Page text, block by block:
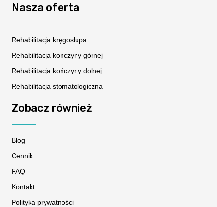
Nasza oferta
Rehabilitacja kręgosłupa
Rehabilitacja kończyny górnej
Rehabilitacja kończyny dolnej
Rehabilitacja stomatologiczna
Zobacz również
Blog
Cennik
FAQ
Kontakt
Polityka prywatności